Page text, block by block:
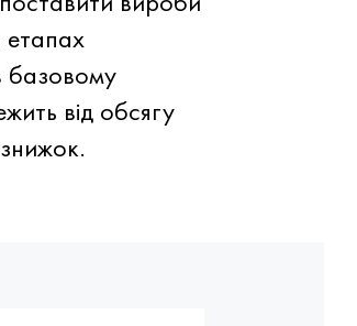
етапах
базовому
від обсягу